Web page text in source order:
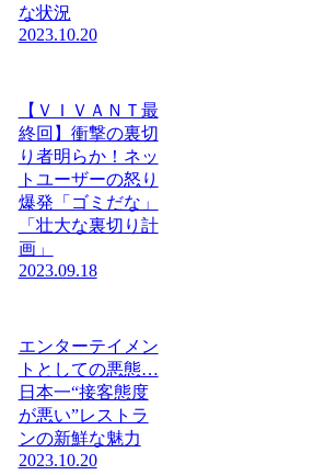
な状況
2023.10.20
【ＶＩＶＡＮＴ最
終回】衝撃の裏切
り者明らか！ネッ
トユーザーの怒り
爆発「ゴミだな」
「壮大な裏切り計
画」
2023.09.18
エンターテイメン
トとしての悪態…
日本一“接客態度
が悪い”レストラ
ンの新鮮な魅力
2023.10.20